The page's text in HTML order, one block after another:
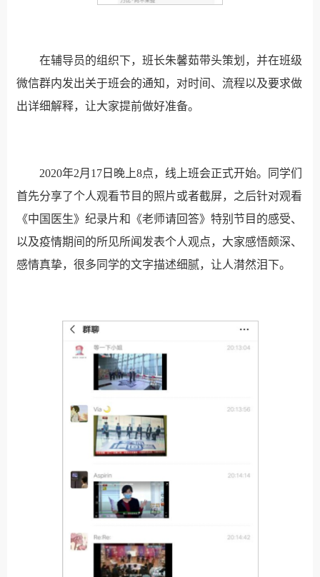
在辅导员的组织下，班长朱馨茹带头策划，并在班级
微信群内发出关于班会的通知，对时间、流程以及要求做
出详细解释，让大家提前做好准备。
2020年2月17日晚上8点，线上班会正式开始。同学们
首先分享了个人观看节目的照片或者截屏，之后针对观看
《中国医生》纪录片和《老师请回答》特别节目的感受、
以及疫情期间的所见所闻发表个人观点，大家感悟颇深、
感情真挚，很多同学的文字描述细腻，让人潸然泪下。